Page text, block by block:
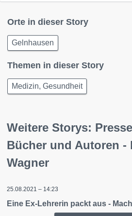
Orte in dieser Story
Gelnhausen
Themen in dieser Story
Medizin, Gesundheit
Weitere Storys:
Bücher und Autoren -
Wagner
25.08.2021 – 14:23
Eine Ex-Lehrerin packt aus -